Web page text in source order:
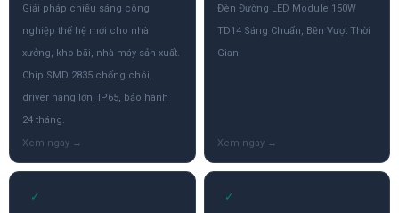
Giải pháp chiếu sáng công
nghiệp thế hệ mới cho nhà
xưởng, kho bãi, nhà máy sản xuất.
Chip SMD 2835 chống chói,
driver hãng lớn, IP65, bảo hành
24 tháng.
Đèn Đường LED Module 150W
TD14 Sáng Chuẩn, Bền Vượt Thời
Gian
✓ ✓